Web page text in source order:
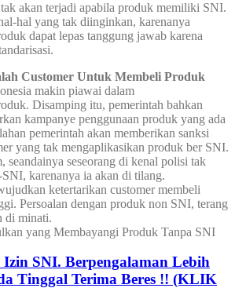
akan terjadi apabila produk memiliki SNI.
hal yang tak diinginkan, karenanya
dapat lepas tanggung jawab karena
Customer Untuk Membeli Produk
makin piawai dalam
Disamping itu, pemerintah bahkan
kampanye penggunaan produk yang ada
pemerintah akan memberikan sanksi
yang tak mengaplikasikan produk ber SNI.
seandainya seseorang di kenal polisi tak
karenanya ia akan di tilang.
ketertarikan customer membeli
Persoalan dengan produk non SNI, terang
di minati.
yang Membayangi Produk Tanpa SNI
Izin SNI. Berpengalaman Lebih
Tinggal Terima Beres !! (KLIK